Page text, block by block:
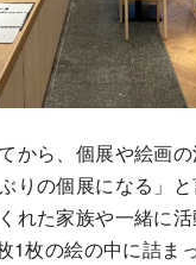
から、個展や絵画
りの個展になる」
れた家族や一緒に
1枚の絵の中に詰ま